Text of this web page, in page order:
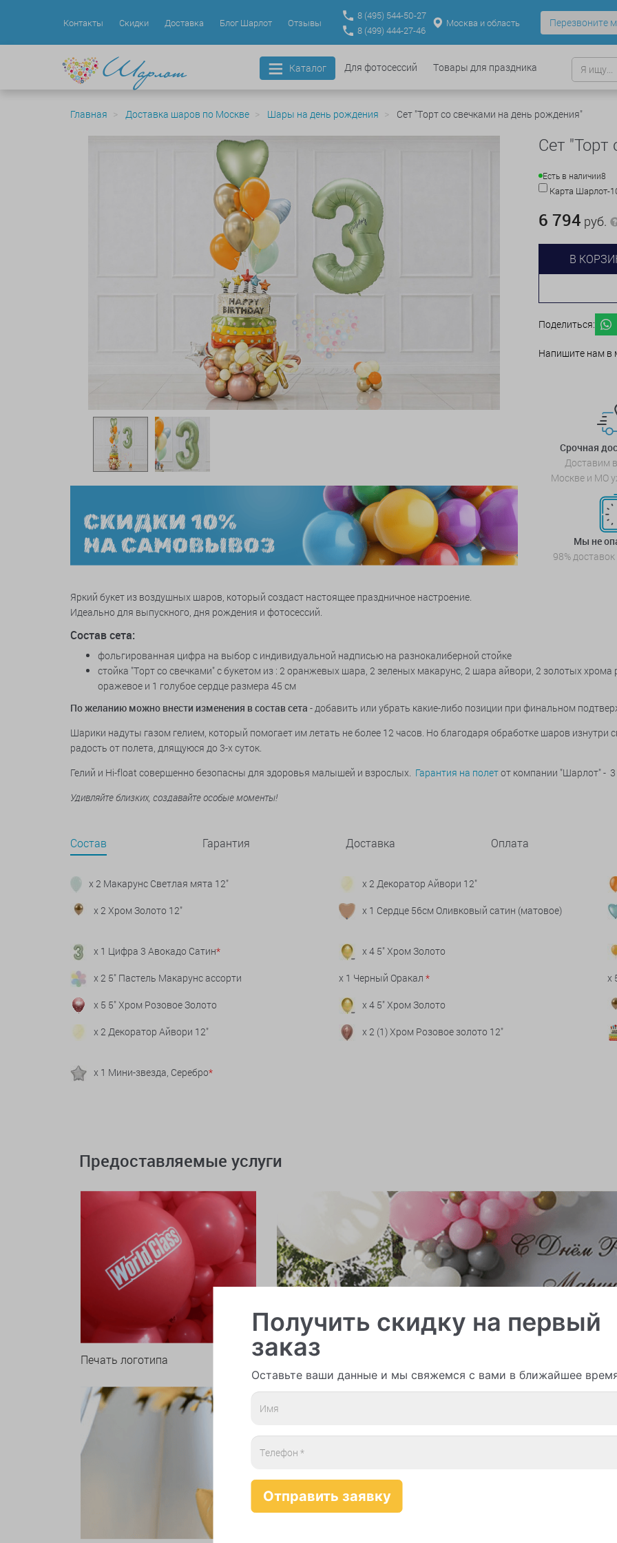
Контакты Скидки Доставка Блог Шарлот Отзывы
8 (495) 544-50-27
8 (499) 444-27-46
Москва и область Перезвоните
Каталог Для фотосессий Товары для праздника
Главная Доставка шаров по Москве Шары на день рождения Сет "Торт со свечками на день рождения"
Сет
Есть в наличии8
Карта Шарлот-
6 794 руб.
В
Поделиться:
Напишите нам в
Срочная
Доставим
Москве и МО
Мы не
98%
Яркий букет из воздушных шаров, который создаст настоящее праздничное настроение.
Идеально для выпускного, дня рождения и фотосессий.
Состав сета:
фольгированная цифра на выбор с индивидуальной надписью на разнокалиберной стойке
стойка "Торт со свечками" с букетом из : 2 оранжевых шара, 2 зеленых макарунс, 2 шара айвори, 2 золотых
оражевое и 1 голубое сердце размера 45 см
По желанию можно внести изменения в состав сета - добавить или убрать какие-либо позиции при финальном
Шарики надуты газом гелием, который помогает им летать не более 12 часов. Но благодаря обработке шаров
радость от полета, длящуюся до 3-х суток.
Гелий и Hi-float совершенно безопасны для здоровья малышей и взрослых. Гарантия на полетот компании "Шарлот" -
Удивляйте близких, создавайте особые моменты!
Состав Гарантия Доставка Оплата
x 2 Макарунс Светлая мята 12" x 2 Декоратор Айвори 12"
x 2 Хром Золото 12" x 1 Сердце 56см Оливковый сатин (матовое)
x 1 Цифра 3 Авокадо Сатин* x 4 5" Хром Золото
x 2 5" Пастель Макарунс ассорти x 1 Черный Оракал * x
x 5 5" Хром Розовое Золото x 4 5" Хром Золото
x 2 Декоратор Айвори 12" x 2 (1) Хром Розовое золото 12"
x 1 Мини-звезда, Серебро*
Предоставляемые услуги
Печать логотипа Арки и гирлянды из шаров
Получить скидку на первый
заказ
Оставьте ваши данные и мы свяжемся с вами в ближайшее